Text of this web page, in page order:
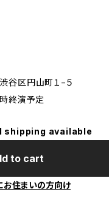
谷区円山町１−５
終演予定
shipping available
to cart
お住まいの方向け